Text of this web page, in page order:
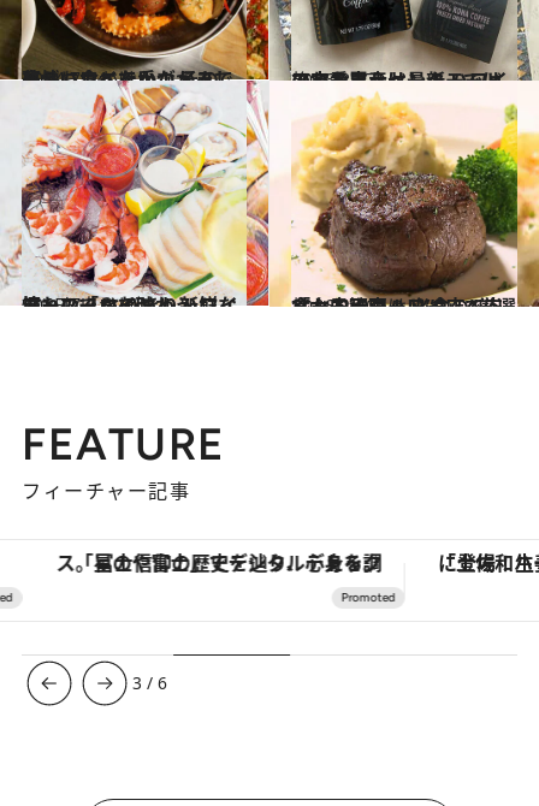
2014.7.14
エビ、カニを手づかみで豪快に食べたい！ その夢、ハワイでかなえましょう
旅＆お出かけ 2016.8.17
アラモアナセンターではこれを買うべし！ ハワイの定番土産は最新モードで
旅＆お出かけ
2015.7.3
憧れの「ロイヤル ハワイアン」で とびきり新鮮なシーフードを味わう
旅＆お出かけ 2016.2.10
「お肉天国ハワイ」で肉食女子歓喜！ 必食の“厳選ミート・フード”3店へ
旅＆お出かけ
FEATURE
フィーチャー記事
「星のや富士」でデジタルデトックス。冨士信仰の歴史を辿り、心身を調える。
3 /6